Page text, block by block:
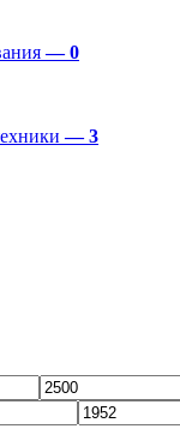
— 0
— 3